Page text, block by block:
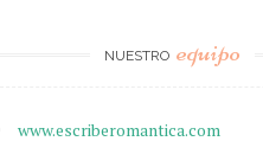
NUESTRO equipo
www.escriberomantica.com